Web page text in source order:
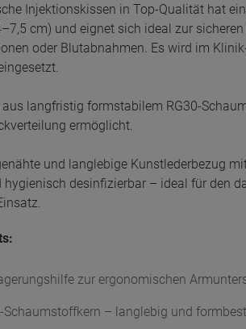
Injektionskissen in Top-Qualität hat
cm) und eignet sich ideal zur
oder Blutabnahmen. Es wird im
aus langfristig formstabilem RG30-
ermöglicht.
und langlebige Kunstlederbezug
desinfizierbar – ideal für den
zur ergonomischen
Schaumstoffkern – langlebig und